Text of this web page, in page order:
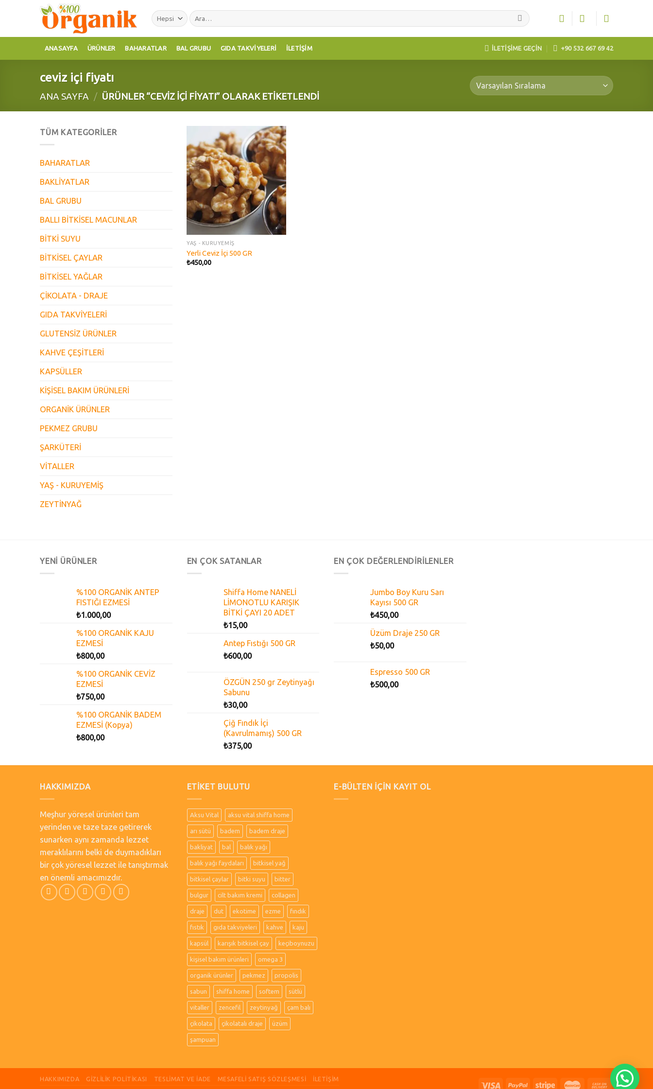
Ara:
ANASAYFA ÜRÜNLER BAHARATLAR BAL GRUBU GIDA TAKVIYELERI İLETIŞIM İLETİŞİME GEÇİN +90 532 667 69 42
ceviz içi fiyatı
ANA SAYFA / ÜRÜNLER “CEVIZ IÇI FIYATI” OLARAK ETIKETLENDI
TÜM KATEGORILER
BAHARATLAR
BAKLİYATLAR
BAL GRUBU
BALLI BİTKİSEL MACUNLAR
BİTKİ SUYU
BİTKİSEL ÇAYLAR
BİTKİSEL YAĞLAR
ÇİKOLATA - DRAJE
GIDA TAKVİYELERİ
GLUTENSİZ ÜRÜNLER
KAHVE ÇEŞİTLERİ
KAPSÜLLER
KİŞİSEL BAKIM ÜRÜNLERİ
ORGANİK ÜRÜNLER
PEKMEZ GRUBU
ŞARKÜTERİ
VİTALLER
YAŞ - KURUYEMİŞ
ZEYTİNYAĞ
Add to
wishlist
YAŞ - KURUYEMİŞ
Yerli Ceviz İçi 500 GR
₺450,00
YENİ ÜRÜNLER
%100 ORGANİK ANTEP
FISTIĞI EZMESİ
₺1.000,00
%100 ORGANİK KAJU
EZMESİ
₺800,00
%100 ORGANİK CEVİZ
EZMESİ
₺750,00
%100 ORGANİK BADEM
EZMESİ (Kopya)
₺800,00
EN ÇOK SATANLAR
Shiffa Home NANELİ
LİMONOTLU KARIŞIK
BİTKİ ÇAYI 20 ADET
₺15,00
Antep Fıstığı 500 GR
₺600,00
ÖZGÜN 250 gr Zeytinyağı
Sabunu
₺30,00
Çiğ Fındık İçi
(Kavrulmamış) 500 GR
₺375,00
EN ÇOK DEĞERLENDİRİLENLER
Jumbo Boy Kuru Sarı
Kayısı 500 GR
₺450,00
Üzüm Draje 250 GR
₺50,00
Espresso 500 GR
₺500,00
HAKKIMIZDA
Meşhur yöresel ürünleri tam
yerinden ve taze taze getirerek
sunarken aynı zamanda lezzet
meraklılarını belki de duymadıkları
bir çok yöresel lezzet ile tanıştırmak
en önemli amacımızdır.
ETIKET BULUTU
Aksu Vital aksu vital shiffa home
arı sütü badem badem draje
bakliyat bal balık yağı
balık yağı faydaları bitkisel yağ
bitkisel çaylar bitki suyu bitter
bulgur cilt bakım kremi collagen
draje dut ekotime ezme fındık
fıstık gıda takviyeleri kahve kaju
kapsül karışık bitkisel çay keçiboynuzu
kişisel bakım ürünleri omega 3
organik ürünler pekmez propolis
sabun shiffa home softem sütlü
vitaller zencefil zeytinyağ çam balı
çikolata çikolatalı draje üzüm
şampuan
E-BÜLTEN İÇİN KAYIT OL
HAKKIMIZDA GIZLILIK POLITIKASI TESLIMAT VE İADE MESAFELI SATIŞ SÖZLEŞMESI İLETIŞIM